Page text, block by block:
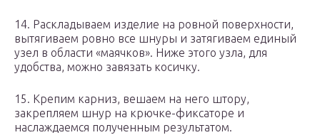
14. Раскладываем изделие на ровной поверхности,
вытягиваем ровно все шнуры и затягиваем единый
узел в области «маячков». Ниже этого узла, для
удобства, можно завязать косичку.
15. Крепим карниз, вешаем на него штору,
закрепляем шнур на крючке-фиксаторе и
наслаждаемся полученным результатом.